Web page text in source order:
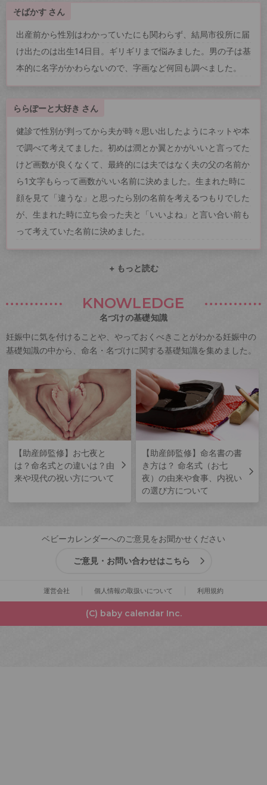
そばかす さん
出産前から性別はわかっていたにも関わらず、結局市役所に届
け出たのは出生14日目。ギリギリまで悩みました。男の子は基
本的に名字がかわらないので、字画など何回も調べました。
ららぽーと大好き さん
健診で性別が判ってから夫が時々思い出したようにネットや本
で調べて考えてました。初めは潤とか翼とかがいいと言ってた
けど画数が良くなくて、最終的には夫ではなく夫の父の名前か
ら1文字もらって画数がいい名前に決めました。生まれた時に
顔を見て「違うな」と思ったら別の名前を考えるつもりでした
が、生まれた時に立ち会った夫と「いいよね」と言い合い前も
って考えていた名前に決めました。
+ もっと読む
KNOWLEDGE
名づけの基礎知識
妊娠中に気を付けることや、やっておくべきことがわかる妊娠中の
基礎知識の中から、命名・名づけに関する基礎知識を集めました。
【助産師監修】お七夜と
は？命名式との違いは？由
来や現代の祝い方について
【助産師監修】命名書の書
き方は？ 命名式（お七
夜）の由来や食事、内祝い
の選び方について
ベビーカレンダーへのご意見をお聞かせください
ご意見・お問い合わせはこちら
運営会社 個人情報の取扱いについて 利用規約
(C) baby calendar Inc.